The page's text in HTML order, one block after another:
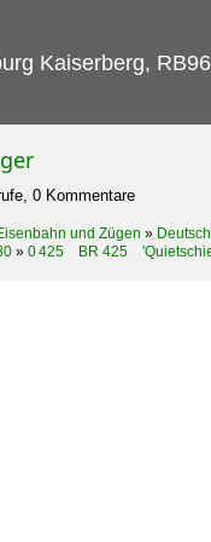
Kaiserberg,
0 Kommentare
und Zügen »
» 0 425 BR 425